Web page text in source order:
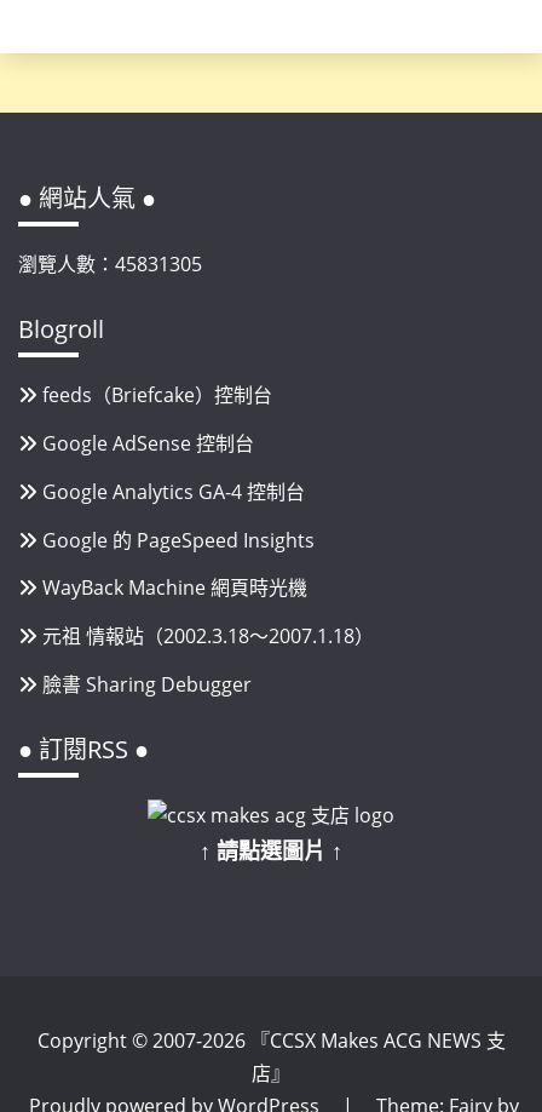
● 網站人氣 ●
瀏覽人數：45831305
Blogroll
feeds（Briefcake）控制台
Google AdSense 控制台
Google Analytics GA-4 控制台
Google 的 PageSpeed Insights
WayBack Machine 網頁時光機
元祖 情報站（2002.3.18～2007.1.18）
臉書 Sharing Debugger
● 訂閱RSS ●
↑ 請點選圖片 ↑
Copyright © 2007-2026 『CCSX Makes ACG NEWS 支
店』
Proudly powered by WordPress
| Theme: Fairy by